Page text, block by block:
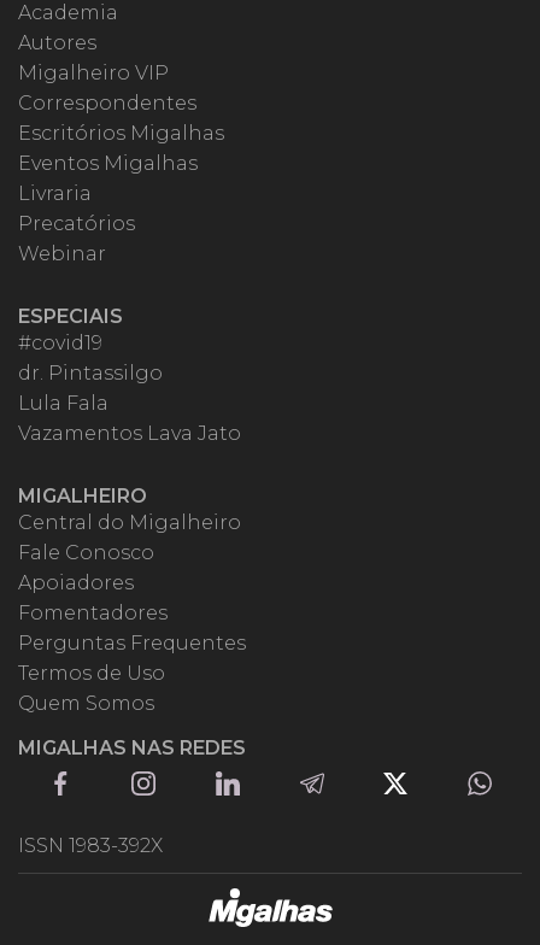
Academia
Autores
Migalheiro VIP
Correspondentes
Escritórios Migalhas
Eventos Migalhas
Livraria
Precatórios
Webinar
ESPECIAIS
#covid19
dr. Pintassilgo
Lula Fala
Vazamentos Lava Jato
MIGALHEIRO
Central do Migalheiro
Fale Conosco
Apoiadores
Fomentadores
Perguntas Frequentes
Termos de Uso
Quem Somos
MIGALHAS NAS REDES
ISSN 1983-392X